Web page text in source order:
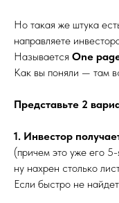
Но такая же штука
направляете
Называется One
Как вы поняли — там
Представьте 2
1. Инвестор
(причем это уже его
ну нахрен столько
Если быстро не